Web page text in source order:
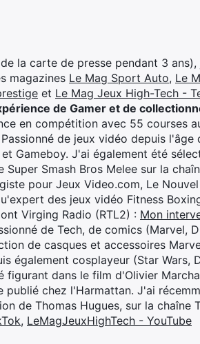
la carte de presse pendant 3 ans),
magazines Le Mag Sport Auto, Le
et Le Mag Jeux High-Tech -
de Gamer et de
en compétition avec 55 courses
de jeux vidéo depuis l'âge
Gameboy. J'ai également été
Smash Bros Melee sur la
pour Jeux Video.com, Le Nouvel
des jeux vidéo Fitness
Virging Radio (RTL2) : Mon
de Tech, de comics (Marvel,
de casques et accessoires
également cosplayeur (Star Wars,
dans le film d'Olivier
publié chez l'Harmattan. J'ai
de Thomas Hugues, sur la chaîne
, LeMagJeuxHighTech - YouTube